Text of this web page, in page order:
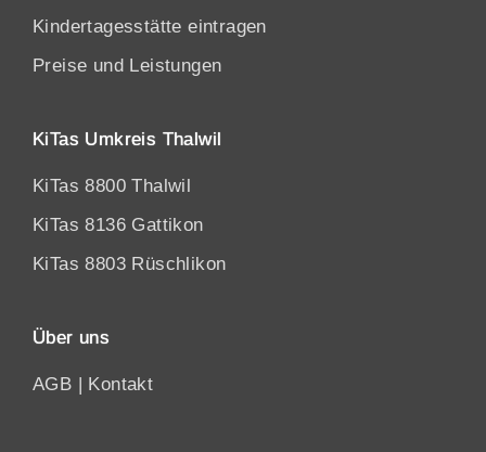
Kindertagesstätte eintragen
Preise und Leistungen
KiTas Umkreis Thalwil
KiTas 8800 Thalwil
KiTas 8136 Gattikon
KiTas 8803 Rüschlikon
Über uns
AGB Kontakt